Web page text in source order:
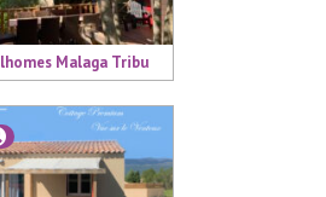
Malaga Tribu